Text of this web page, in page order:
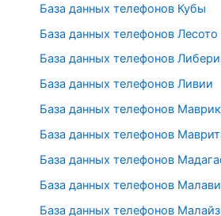
База данных телефонов Кубы
База данных телефонов Лесото
База данных телефонов
База данных телефонов Ливии
База данных телефонов
База данных телефонов
База данных телефонов
База данных телефонов Малави
База данных телефонов